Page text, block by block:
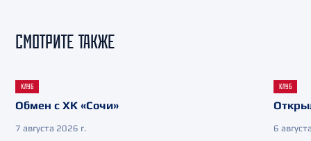
СМОТРИТЕ ТАКЖЕ
КЛУБ
Обмен с ХК «Сочи»
7 августа 2026 г.
КЛУБ
6